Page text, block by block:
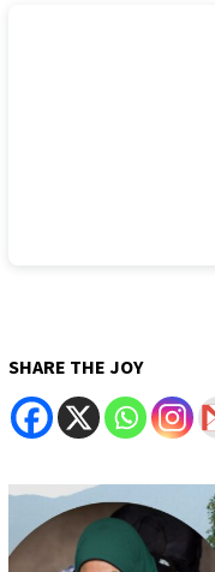
SHARE THE JOY